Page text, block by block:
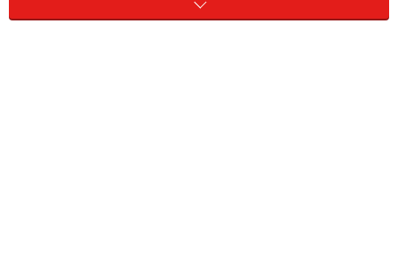
の操作となります。例えばWordやExcelを使う場合に